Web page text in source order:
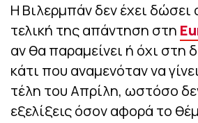
Η Βιλερμπάν δεν έχει δώσει
τελική της απάντηση στη
αν θα παραμείνει ή όχι στη
κάτι που αναμενόταν να
τέλη του Απρίλη, ωστόσο
εξελίξεις όσον αφορά το